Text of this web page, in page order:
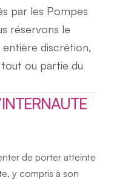
par les Pompes
réservons le
discrétion,
ou partie du
de porter atteinte
y compris à son